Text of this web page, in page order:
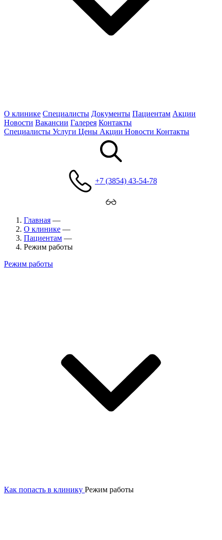
О клинике Специалисты Документы Пациентам Акции
Новости Вакансии Галерея Контакты
Специалисты Услуги Цены Акции Новости Контакты
+7 (3854) 43-54-78
Главная —
О клинике —
Пациентам —
Режим работы
Режим работы
Как попасть в клинику Режим работы